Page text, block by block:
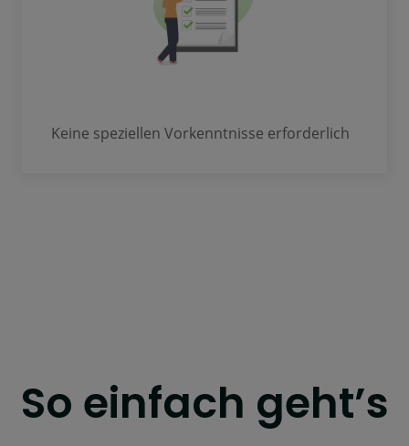
Keine speziellen Vorkenntnisse erforderlich
So einfach geht’s